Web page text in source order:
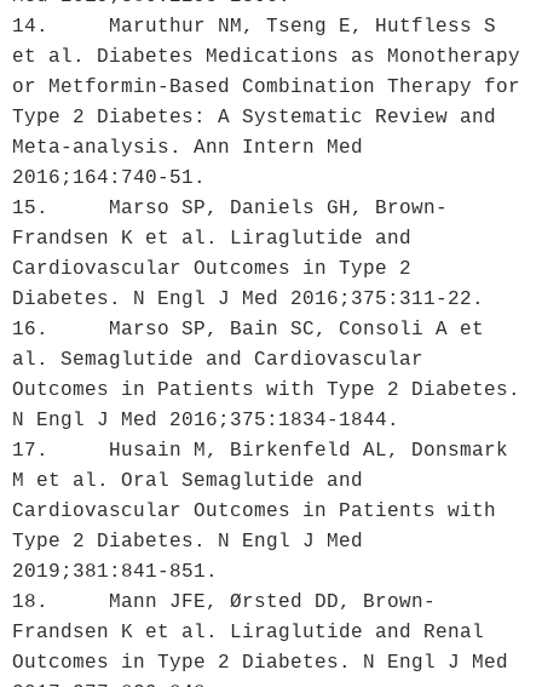
14.	Maruthur NM, Tseng E, Hutfless S
et al. Diabetes Medications as Monotherapy
or Metformin-Based Combination Therapy for
Type 2 Diabetes: A Systematic Review and
Meta-analysis. Ann Intern Med
2016;164:740-51.
15.	Marso SP, Daniels GH, Brown-
Frandsen K et al. Liraglutide and
Cardiovascular Outcomes in Type 2
Diabetes. N Engl J Med 2016;375:311-22.
16.	Marso SP, Bain SC, Consoli A et
al. Semaglutide and Cardiovascular
Outcomes in Patients with Type 2 Diabetes.
N Engl J Med 2016;375:1834-1844.
17.	Husain M, Birkenfeld AL, Donsmark
M et al. Oral Semaglutide and
Cardiovascular Outcomes in Patients with
Type 2 Diabetes. N Engl J Med
2019;381:841-851.
18.	Mann JFE, Ørsted DD, Brown-
Frandsen K et al. Liraglutide and Renal
Outcomes in Type 2 Diabetes. N Engl J Med